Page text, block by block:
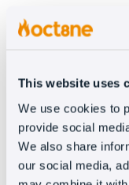
This website uses
We use cookies to
provide social
We also share
our social media,
servicio de
siendo 100%